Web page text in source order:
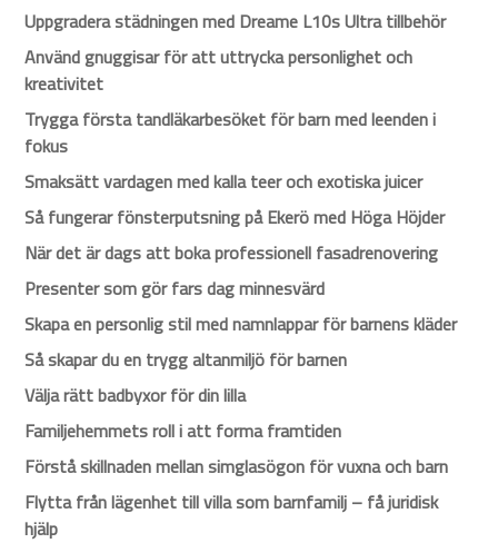
Uppgradera städningen med Dreame L10s Ultra tillbehör
Använd gnuggisar för att uttrycka personlighet och
kreativitet
Trygga första tandläkarbesöket för barn med leenden i
fokus
Smaksätt vardagen med kalla teer och exotiska juicer
Så fungerar fönsterputsning på Ekerö med Höga Höjder
När det är dags att boka professionell fasadrenovering
Presenter som gör fars dag minnesvärd
Skapa en personlig stil med namnlappar för barnens kläder
Så skapar du en trygg altanmiljö för barnen
Välja rätt badbyxor för din lilla
Familjehemmets roll i att forma framtiden
Förstå skillnaden mellan simglasögon för vuxna och barn
Flytta från lägenhet till villa som barnfamilj – få juridisk
hjälp